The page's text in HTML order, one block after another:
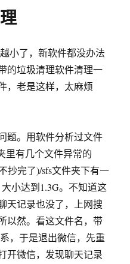
了，新软件都没办法
的垃圾清理软件清理一
，老是这样，太麻烦
。用软件分析过文件
里有几个文件异常的
抄完了)/sfs文件夹下有一
大小达到1.3G。不知道这
天记录也没了，上网搜
以然。看这文件名，带
，于是退出微信，先重
开微信，发现聊天记录